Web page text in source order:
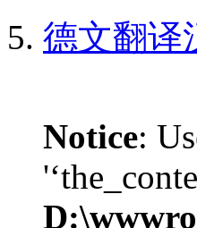
德文翻译
Notice: